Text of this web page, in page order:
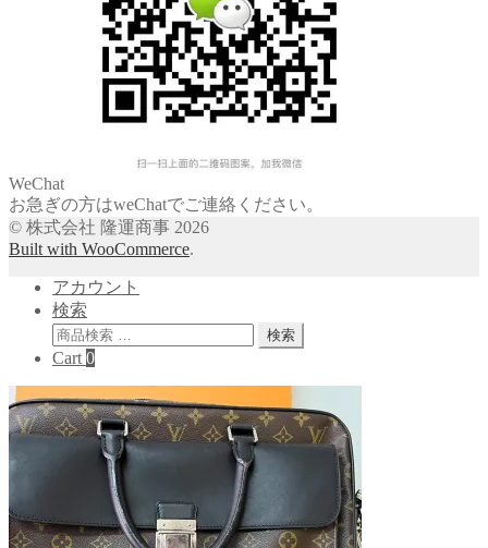
WeChat
お急ぎの方はweChatでご連絡ください。
© 株式会社 隆運商事 2026
Built with WooCommerce.
アカウント
検索
検
索
象:
検索
Cart 0